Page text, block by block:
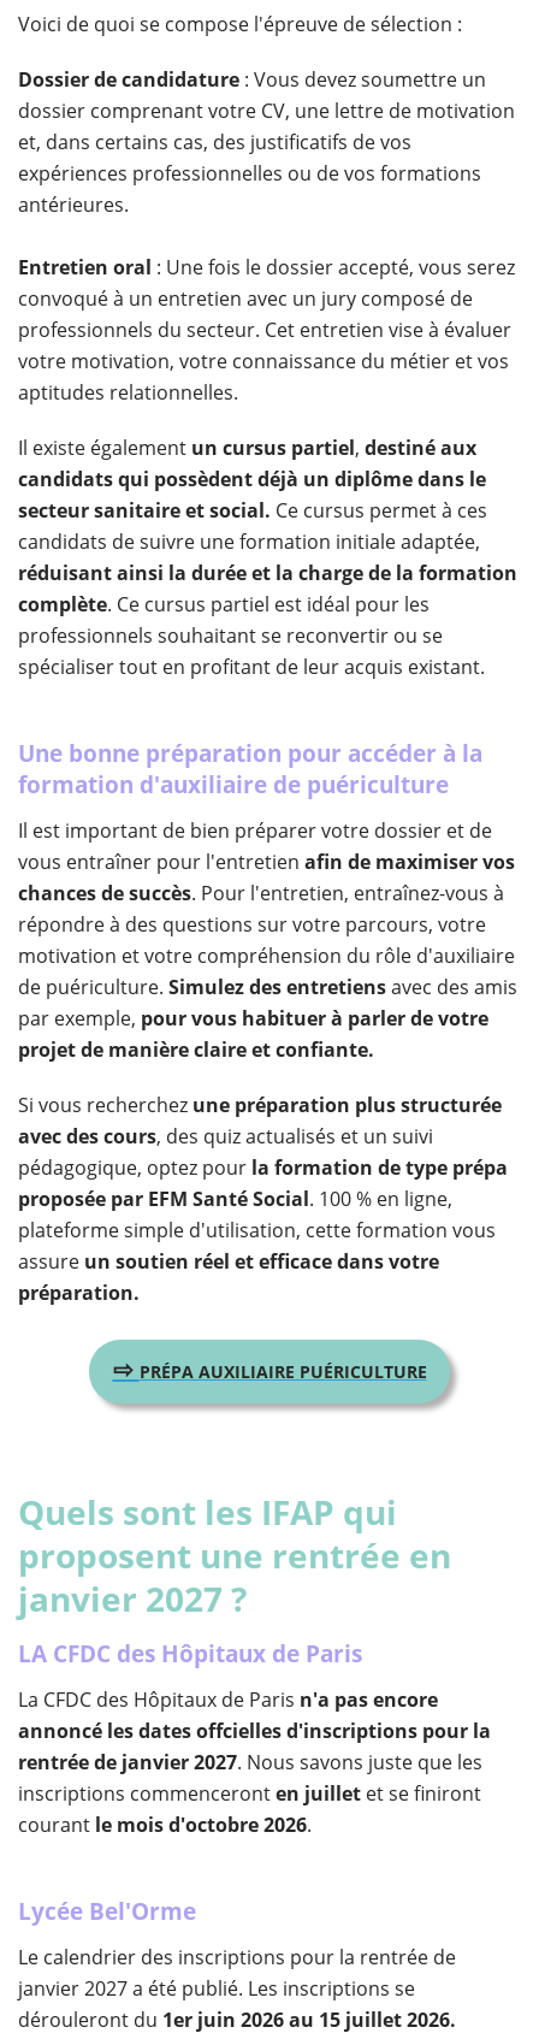
Voici de quoi se compose l'épreuve de sélection :
Dossier de candidature : Vous devez soumettre un
dossier comprenant votre CV, une lettre de motivation
et, dans certains cas, des justificatifs de vos
expériences professionnelles ou de vos formations
antérieures.
Entretien oral : Une fois le dossier accepté, vous serez
convoqué à un entretien avec un jury composé de
professionnels du secteur. Cet entretien vise à évaluer
votre motivation, votre connaissance du métier et vos
aptitudes relationnelles.
Il existe également un cursus partiel, destiné aux
candidats qui possèdent déjà un diplôme dans le
secteur sanitaire et social. Ce cursus permet à ces
candidats de suivre une formation initiale adaptée,
réduisant ainsi la durée et la charge de la formation
complète. Ce cursus partiel est idéal pour les
professionnels souhaitant se reconvertir ou se
spécialiser tout en profitant de leur acquis existant.
Une bonne préparation pour accéder à la
formation d'auxiliaire de puériculture
Il est important de bien préparer votre dossier et de
vous entraîner pour l'entretien afin de maximiser vos
chances de succès. Pour l'entretien, entraînez-vous à
répondre à des questions sur votre parcours, votre
motivation et votre compréhension du rôle d'auxiliaire
de puériculture. Simulez des entretiensavec des amis
par exemple, pour vous habituer à parler de votre
projet de manière claire et confiante.
Si vous recherchez une préparation plus structurée
avec des cours, des quiz actualisés et un suivi
pédagogique, optez pour la formation de type prépa
proposée par EFM Santé Social. 100 % en ligne,
plateforme simple d'utilisation, cette formation vous
assure un soutien réel et efficace dans votre
préparation.
⇨ PRÉPA AUXILIAIRE PUÉRICULTURE
Quels sont les IFAP qui
proposent une rentrée en
janvier 2027 ?
LA CFDC des Hôpitaux de Paris
La CFDC des Hôpitaux de Paris n'a pas encore
annoncé les dates offcielles d'inscriptions pour la
rentrée de janvier 2027. Nous savons juste que les
inscriptions commenceronten juillet et se finiront
courant le mois d'octobre 2026.
Lycée Bel'Orme
Le calendrier des inscriptions pour la rentrée de
janvier 2027 a été publié. Les inscriptions se
dérouleront du 1er juin 2026 au 15 juillet 2026.